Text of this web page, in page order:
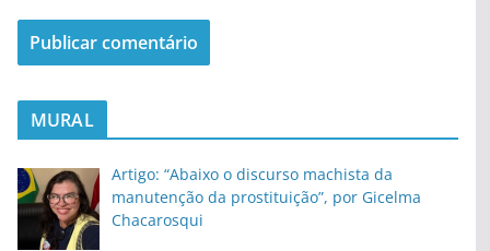
MURAL
Artigo: “Abaixo o discurso machista da
manutenção da prostituição”, por Gicelma
Chacarosqui